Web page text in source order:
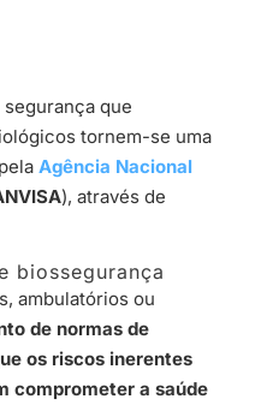
que
tornem-se uma
Agência Nacional
), através de
biossegurança
ambulatórios ou
de normas de
os riscos inerentes
comprometer a saúde